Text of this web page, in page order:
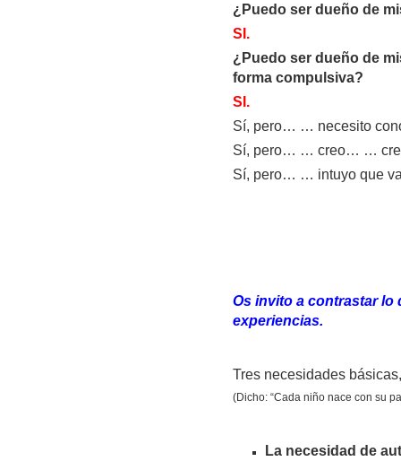
¿Puedo ser dueño de
SI.
¿Puedo ser dueño de
forma compulsiva?
SI.
Sí, pero… … necesito
Sí, pero… … creo… … creo
Sí, pero… … intuyo que
Os invito a contrastar
experiencias.
Tres necesidades
(Dicho: “Cada niño nace con su
La necesidad de